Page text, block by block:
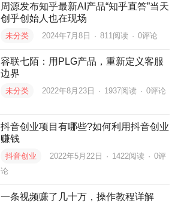
周源发布知乎最新AI产品“知乎直答”当天
创乎创始人也在现场
未分类 2024年7月8日 · 811 阅读 · 0评论
容联七陌：用PLG产品，重新定义客服
边界
未分类 2022年8月23日 · 1937阅读 · 0评论
抖音创业项目有哪些?如何利用抖音创业
赚钱
抖音创业 2022年5月22日 · 1422阅读 · 0评
论
一条视频赚了几十万，操作教程详解